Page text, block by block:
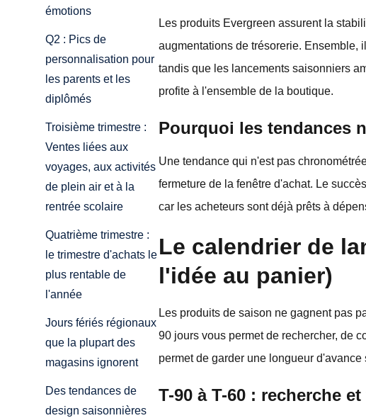
émotions
Q2 : Pics de
personnalisation pour
les parents et les
diplômés
Troisième trimestre :
Ventes liées aux
voyages, aux activités
de plein air et à la
rentrée scolaire
Quatrième trimestre :
le trimestre d'achats le
plus rentable de
l'année
Jours fériés régionaux
que la plupart des
magasins ignorent
Des tendances de
design saisonnières
Les produits Evergreen assurent la
augmentations de trésorerie. Ensemble,
tandis que les lancements saisonniers
profite à l'ensemble de la boutique.
Pourquoi les tendances
Une tendance qui n'est pas
fermeture de la fenêtre d'achat. Le
car les acheteurs sont déjà prêts à
Le calendrier de
l'idée au panier)
Les produits de saison ne gagnent pas
90 jours vous permet de rechercher, de
permet de garder une longueur
T-90 à T-60 : recherche